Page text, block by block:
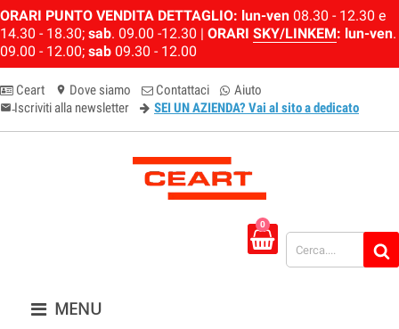
ORARI PUNTO VENDITA DETTAGLIO: lun-ven 08.30 - 12.30 e
14.30 - 18.30; sab. 09.00 -12.30 | ORARI SKY/LINKEM: lun-ven.
09.00 - 12.00; sab 09.30 - 12.00
Ceart location_on Dove siamo Contattaci Aiuto
email-newsletter
Iscriviti alla newsletter SEI UN AZIENDA? Vai al sito a dedicato
0
MENU